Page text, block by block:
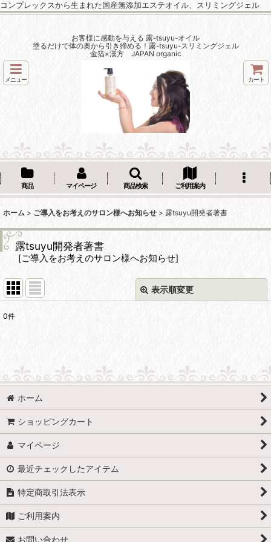
コンプレックスから生まれた国産無添加エステオイル、スリミングジェル
お客様に感動を与える 露-tsuyu-オイル
塗るだけで体の奥から引き締める！露-tsuyu-スリミングジェル
金箔×漢方 JAPAN organic
メニュー カート
商品 マイページ 商品検索 ご利用案内
ホーム > ご導入をお考えのサロン様へお知らせ > 露tsuyu開発者著書
露tsuyu開発者著書
[ご導入をお考えのサロン様へお知らせ]
表示順変更
0件
ホーム
ショッピングカート
マイページ
最近チェックしたアイテム
特定商取引法表示
ご利用案内
お問い合わせ